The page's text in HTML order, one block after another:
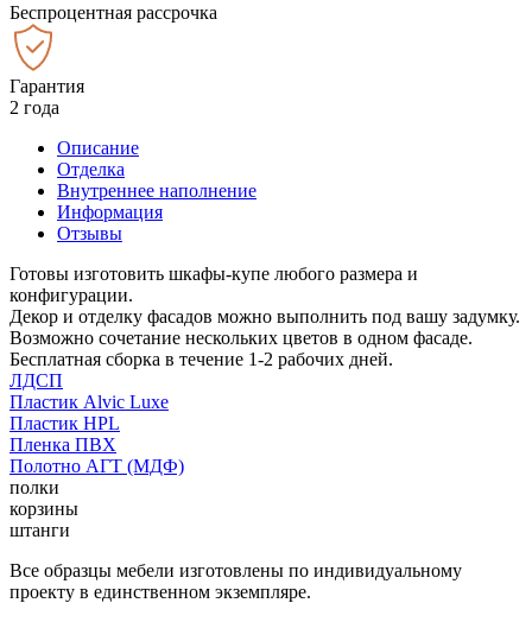
Беспроцентная рассрочка
Гарантия
2 года
Описание
Отделка
Внутреннее наполнение
Информация
Отзывы
Готовы изготовить шкафы-купе любого размера и
конфигурации.
Декор и отделку фасадов можно выполнить под вашу задумку.
Возможно сочетание нескольких цветов в одном фасаде.
Бесплатная сборка в течение 1-2 рабочих дней.
ЛДСП
Пластик Alvic Luxe
Пластик HPL
Пленка ПВХ
Полотно АГТ (МДФ)
полки
корзины
штанги
Все образцы мебели изготовлены по индивидуальному
проекту в единственном экземпляре.